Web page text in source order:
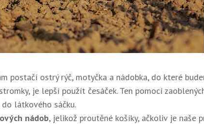
postačí ostrý rýč, motyčka a nádobka, do které
je lepší použít česáček. Ten pomocí
látkového sáčku.
nádob, jelikož proutěné košíky, ačkoliv je naše